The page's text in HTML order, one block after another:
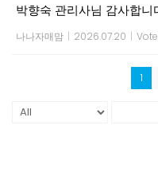
박향숙 관리사님 감사합니
나나자매맘 | 2026.07.20 |
1